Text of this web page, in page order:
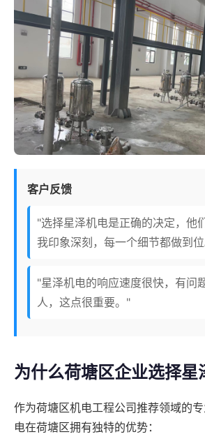
客户反馈
"选择星泽机电是正确的决定，他
我印象深刻，每一个细节都做到
"星泽机电的响应速度很快，有问
人，这点很重要。"
为什么荷塘区企业选择星
作为荷塘区机电工程公司推荐领域的
电在荷塘区拥有独特的优势：